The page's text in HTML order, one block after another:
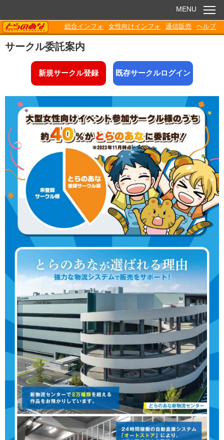
お知らせ
電子書籍
Q&A
各種ダウンロード
MENU
TORANOANA
総合インフォ 女性向けインフォ 通信販売 ヘルプ
サークル委託案内
新規サークル登録 既存サークルログイン